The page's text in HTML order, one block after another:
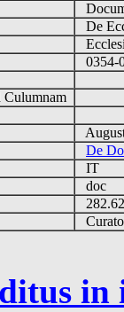
De
0354-
De
IT
doc
in